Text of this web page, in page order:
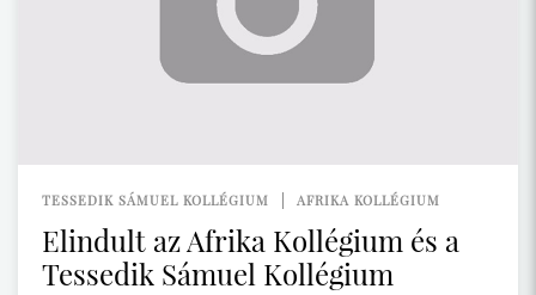
TESSEDIK SÁMUEL KOLLÉGIUM AFRIKA KOLLÉGIUM
Elindult az Afrika Kollégium és a
Tessedik Sámuel Kollégium